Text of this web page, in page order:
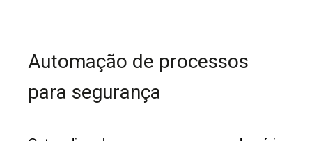
Automação de processos
para segurança